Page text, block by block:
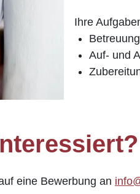
Ihre
Auf- und
eine Bewerbung an